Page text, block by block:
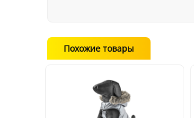
Похожие товары